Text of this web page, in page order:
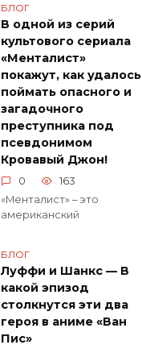
БЛОГ
В одной из серий
культового сериала
«Менталист»
покажут, как удалось
поймать опасного и
загадочного
преступника под
псевдонимом
Кровавый Джон!
0
163
«Менталист» – это
американский
БЛОГ
Луффи и Шанкс — В
какой эпизод
столкнутся эти два
героя в аниме «Ван
Пис»